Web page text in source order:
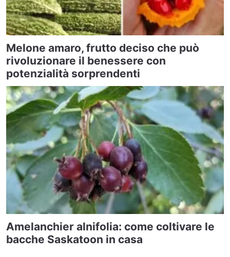
Melone amaro, frutto deciso che può
rivoluzionare il benessere con
potenzialità sorprendenti
Amelanchier alnifolia: come coltivare le
bacche Saskatoon in casa